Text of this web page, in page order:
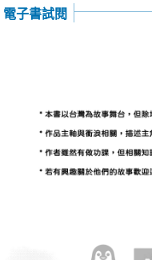
電子書試閱